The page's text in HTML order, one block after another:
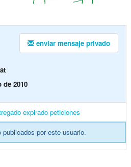
enviar mensaje privado
2010
expirado peticiones
por este usuario.